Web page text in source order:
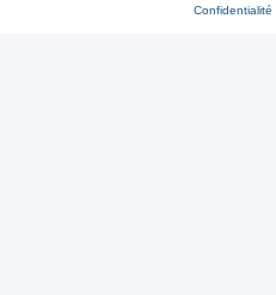
Confidentialité